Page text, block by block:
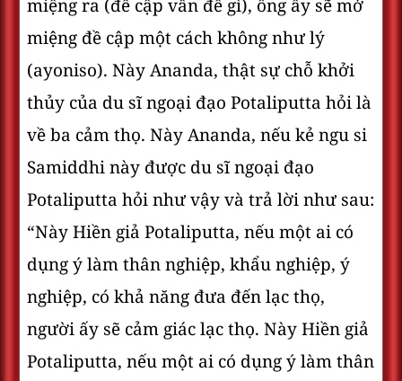
miệng ra (đề cập vấn đề gì), ông ấy sẽ mở
miệng đề cập một cách không như lý
(ayoniso). Này Ananda, thật sự chỗ khởi
thủy của du sĩ ngoại đạo Potaliputta hỏi là
về ba cảm thọ. Này Ananda, nếu kẻ ngu si
Samiddhi này được du sĩ ngoại đạo
Potaliputta hỏi như vậy và trả lời như sau:
“Này Hiền giả Potaliputta, nếu một ai có
dụng ý làm thân nghiệp, khẩu nghiệp, ý
nghiệp, có khả năng đưa đến lạc thọ,
người ấy sẽ cảm giác lạc thọ. Này Hiền giả
Potaliputta, nếu một ai có dụng ý làm thân